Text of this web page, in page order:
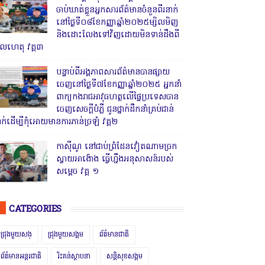
ចាប់ឃាត់ខ្លួនអ្នកសារព័ត៌មានចំនួនពីរនាក់
នៅថ្ងៃទី០៨ខែកញ្ញាឆ្នាំ២០២៥ម្សិលមិញ
និងដោះលែងទៅវិញដោយមិនទាន់ដឹងពី
ហេតុ វគ្គ៣
បន្ទាប់ពីអង្គភាពសារព័ត៌មានបានផ្សាយ
ចេញនៅថ្ងៃទី៧ខែកញ្ញាឆ្នាំ២០២៥ អ្នកនាំ
ពាក្យកងរាជអាវុធហត្ថលើផ្ទៃប្រទេសបាន
ចេញសេចក្តីបំភ្លឺ ជូនថ្នាក់ដឹកនាំគ្រប់ជាន់
ាក់ដើម្បីកុំអោយមានការភាន់ច្រឡំ វគ្គ២
កាសុីណូ នៅជាប់ព្រំដែនវៀតណាមច្រក
ស្វាយអាង៉ោង ធ្វើហ្នឹងអនុសាសន៍របស់
សម្ដេច វគ្គ ១
CATEGORIES
ជ្រុងមួយសង្ ជ្រុងមួយសង្គម ព័ត៌មានជាតិ
ព័ត៌មានអន្តរជាតិ រិះគន់ស្ថាបនា សន្តិសុខសង្គម